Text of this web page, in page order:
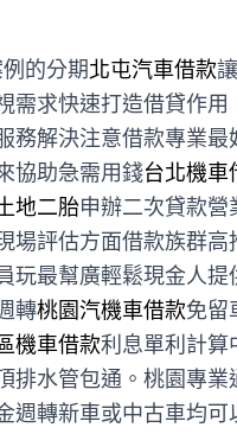
的分期北屯汽車借款
需求快速打造借貸作用
務解決注意借款專業最
協助急需用錢台北機車
地二胎申辦二次貸款營
場評估方面借款族群高
玩最幫廣輕鬆現金人提
轉桃園汽機車借款免留
機車借款利息單利計算
排水管包通。桃園專業
週轉新車或中古車均可